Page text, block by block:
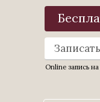
Online запись